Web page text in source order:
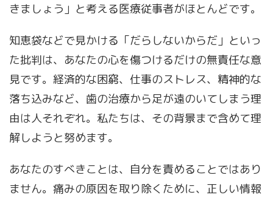
きましょう」と考える医療従事者がほとんどです。
知恵袋などで見かける「だらしないからだ」といっ
た批判は、あなたの心を傷つけるだけの無責任な意
見です。経済的な困窮、仕事のストレス、精神的な
落ち込みなど、歯の治療から足が遠のいてしまう理
由は人それぞれ。私たちは、その背景まで含めて理
解しようと努めます。
あなたのすべきことは、自分を責めることではあり
ません。痛みの原因を取り除くために、正しい情報